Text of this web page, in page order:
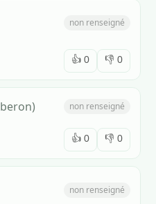
non renseigné
👍 0 👎 0
non renseigné
👍 0 👎 0
non renseigné